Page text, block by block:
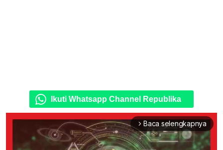
Ikuti Whatsapp Channel Republika
arrow_forward_ios Baca selengkapnya